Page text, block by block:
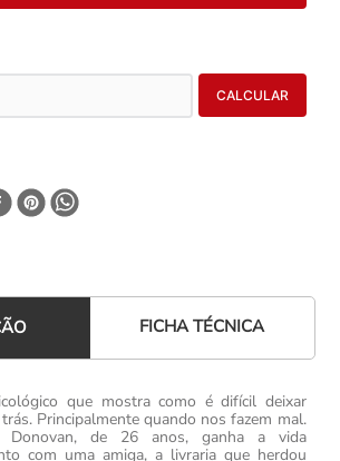
FICHA TÉCNICA
que mostra como é difícil deixar
Principalmente quando nos fazem mal.
Donovan, de 26 anos, ganha a vida
com uma amiga, a livraria que herdou